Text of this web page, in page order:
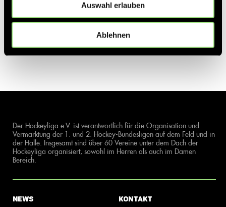
Auswahl erlauben
Ablehnen
Der Hockeyliga e.V. ist verantwortlich für die Organisation und
Vermarktung der 1. und 2. Hockey-Bundesligen auf dem Feld und in
der Halle. Insgesamt sind über 60 Vereine unter dem Dach der
Hockeyliga organisiert, sowohl im Herren als auch im Damen
Bereich.
News Kontakt